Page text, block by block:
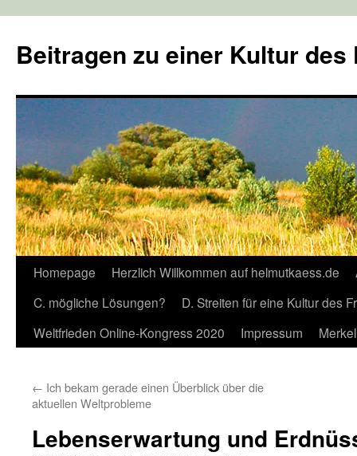
springen
Beitragen zu einer Kultur des
Homepage Herzlich Willkommen auf helmutkaess.de
C. mögliche Lösungen?
D. Streiten für eine Kultur des
Weltfrieden Online-Kongress 2020
Impressum
← Ich bekam gerade einen Überblick über die
aktuellen Weltprobleme
Lebenserwartung und